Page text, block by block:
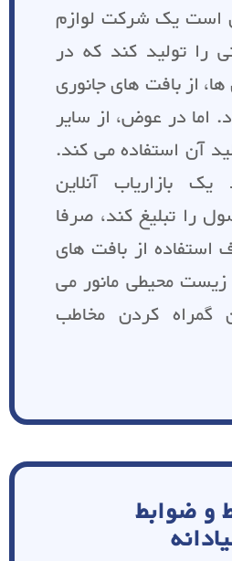
است یک شرکت لوازم
را تولید کند که در
از بافت های جانوری
اما در عوض، از سایر
آن استفاده می کند.
بازاریاب آنلاین
را تبلیغ کند، صرفا
از بافت های
محیطی مانور می
گمراه کردن مخاطب
و ضوابط